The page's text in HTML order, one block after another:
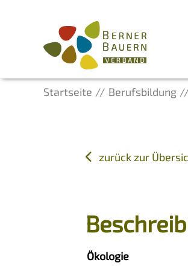
Startseite Berufsbildung
zurück zur
Ökologie